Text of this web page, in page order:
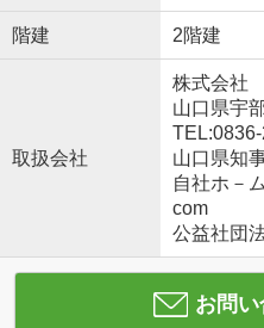
階建 2階建
取扱会社
株式会社
山口県宇
山口県知
自社ホ－
com
公益社団
お問